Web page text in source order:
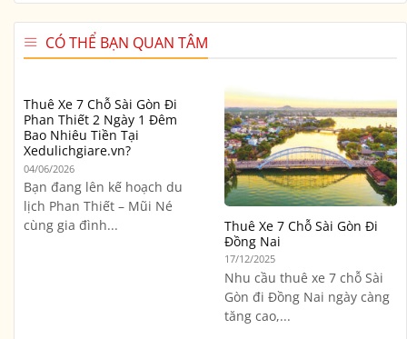
CÓ THỂ BẠN QUAN TÂM
Thuê Xe 7 Chỗ Sài Gòn Đi
Phan Thiết 2 Ngày 1 Đêm
Bao Nhiêu Tiền Tại
Xedulichgiare.vn?
04/06/2026
Bạn đang lên kế hoạch du
lịch Phan Thiết – Mũi Né
cùng gia đình...
Thuê Xe 7 Chỗ Sài Gòn Đi
Đồng Nai
17/12/2025
Nhu cầu thuê xe 7 chỗ Sài
Gòn đi Đồng Nai ngày càng
tăng cao,...